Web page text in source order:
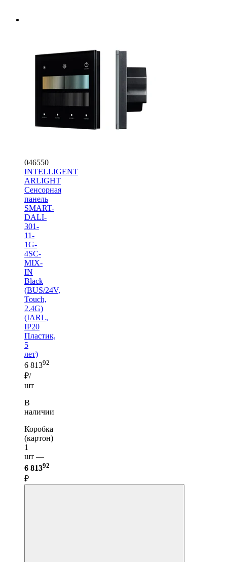
046550
INTELLIGENT
ARLIGHT
Сенсорная
панель
SMART-
DALI-
301-
11-
1G-
4SC-
MIX-
IN
Black
(BUS/24V,
Touch,
2.4G)
(IARL,
IP20
Пластик,
5
лет)
6 81392
₽/
шт
В
наличии
Коробка
(картон)
1
шт —
6 81392
₽